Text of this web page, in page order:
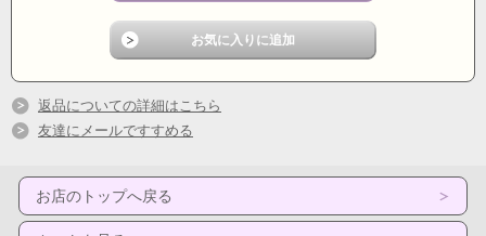
返品についての詳細はこちら
友達にメールですすめる
お店のトップへ戻る